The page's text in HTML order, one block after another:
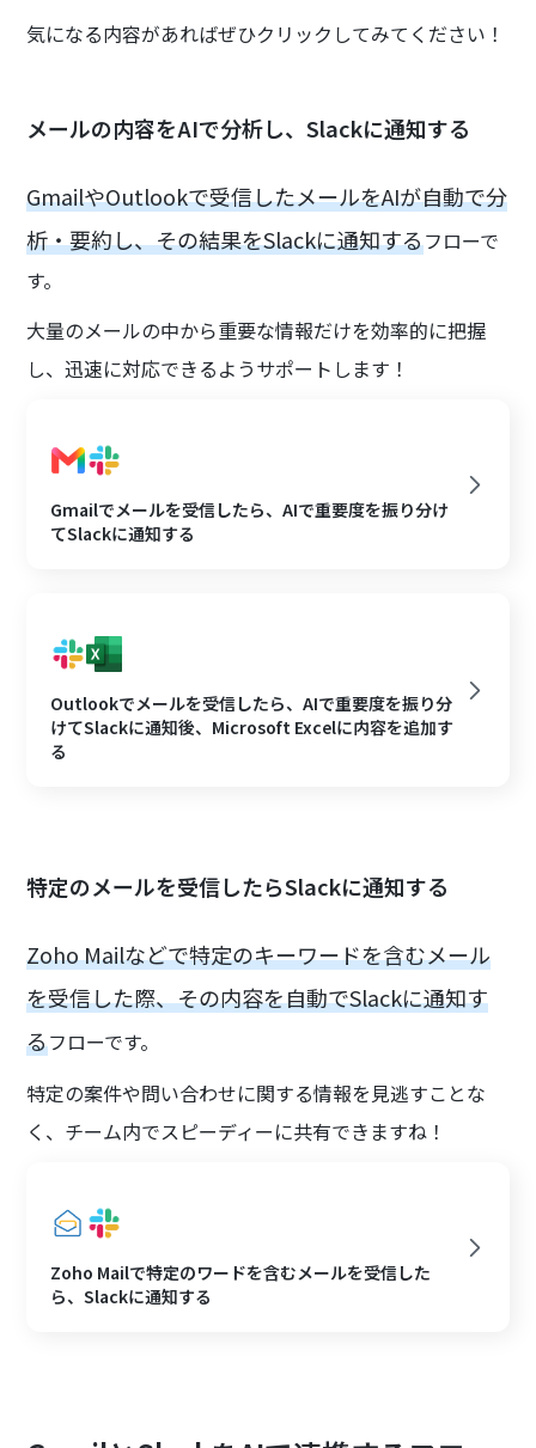
気になる内容があればぜひクリックしてみてください！
メールの内容をAIで分析し、Slackに通知する
GmailやOutlookで受信したメールをAIが自動で分
析・要約し、その結果をSlackに通知するフローで
す。
大量のメールの中から重要な情報だけを効率的に把握
し、迅速に対応できるようサポートします！
Gmailでメールを受信したら、AIで重要度を振り分け
てSlackに通知する
Outlookでメールを受信したら、AIで重要度を振り分
けてSlackに通知後、Microsoft Excelに内容を追加す
る
特定のメールを受信したらSlackに通知する
Zoho Mailなどで特定のキーワードを含むメール
を受信した際、その内容を自動でSlackに通知す
るフローです。
特定の案件や問い合わせに関する情報を見逃すことな
く、チーム内でスピーディーに共有できますね！
Zoho Mailで特定のワードを含むメールを受信した
ら、Slackに通知する